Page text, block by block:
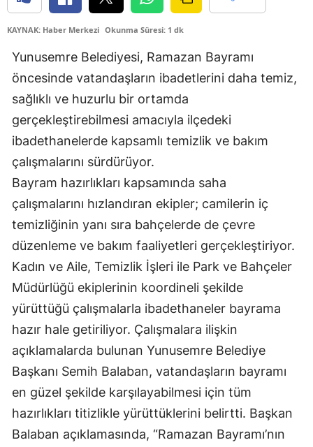
KAYNAK: Haber Merkezi Okunma Süresi: 1 dk
Yunusemre Belediyesi, Ramazan Bayramı
öncesinde vatandaşların ibadetlerini daha temiz,
sağlıklı ve huzurlu bir ortamda
gerçekleştirebilmesi amacıyla ilçedeki
ibadethanelerde kapsamlı temizlik ve bakım
çalışmalarını sürdürüyor.
Bayram hazırlıkları kapsamında saha
çalışmalarını hızlandıran ekipler; camilerin iç
temizliğinin yanı sıra bahçelerde de çevre
düzenleme ve bakım faaliyetleri gerçekleştiriyor.
Kadın ve Aile, Temizlik İşleri ile Park ve Bahçeler
Müdürlüğü ekiplerinin koordineli şekilde
yürüttüğü çalışmalarla ibadethaneler bayrama
hazır hale getiriliyor. Çalışmalara ilişkin
açıklamalarda bulunan Yunusemre Belediye
Başkanı Semih Balaban, vatandaşların bayramı
en güzel şekilde karşılayabilmesi için tüm
hazırlıkları titizlikle yürüttüklerini belirtti. Başkan
Balaban açıklamasında, “Ramazan Bayramı’nın